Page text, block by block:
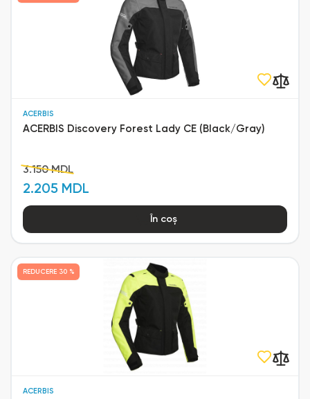
ACERBIS
ACERBIS Discovery Forest Lady CE (Black/Gray)
3.150 MDL
2.205 MDL
În coș
ACERBIS
REDUCERE 30 %